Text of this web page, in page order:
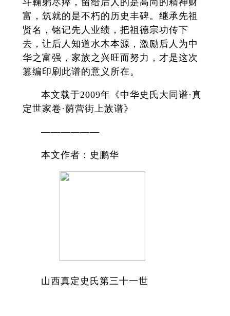
斗鞠躬尽瘁，留给后人的是高尚的精神财
富，筑就的是不朽的历史丰碑。继承先祖
贤名，铭记先人业绩，把祖德宗功传下
去，让后人知道水木本源，激励后人为中
华之富强，家族之兴旺而努力，才是这次
篡编印刷此谱的意义所在。
本文载于2009年《中华史氏大同谱·真
定世家卷·荫营街上族谱》
——————
本文作者：史鹏华
山西真定史氏第三十一世